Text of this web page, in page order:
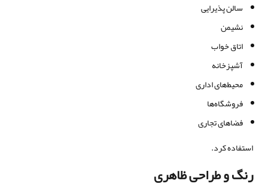
سالن پذیرایی
نشیمن
اتاق خواب
آشپزخانه
محیط‌های اداری
فروشگاه‌ها
فضاهای تجاری
استفاده کرد.
رنگ و طراحی ظاهری